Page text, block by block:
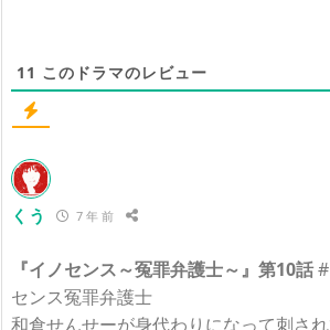
11 このドラマのレビュー
くう 7 年 前
『イノセンス～冤罪弁護士～』第10話#
センス冤罪弁護士
和倉せんせーが身代わりになって刺さ